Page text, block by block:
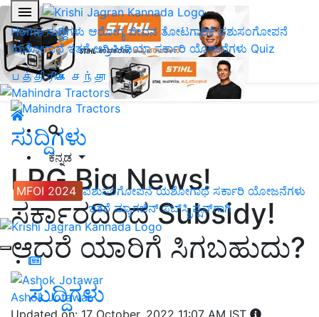
Home ಸುದ್ದಿಗಳು ಆರೋಗ್ಯ ಜೀವನ ತೋಟಗಾರಿಕೆಪಶುಸಂಗೋಪನೆ
ಯಶೋಗಾಥೆ ಇತರೆ ಅಗ್ರಿಪೀಡಿಯಾ ಸರ್ಕಾರಿ ಯೋಜನೆಗಳು Quiz
பத்திரிகை சந்தா
ಕನ್ನಡ
MFOI 2024 ಪಶುಸಂಗೋಪನೆ ಯಶೋಗಾಥೆ ಸರ್ಕಾರಿ ಯೋಜನೆಗಳು
ಇತರೆ ಮ್ಯಾಗಜಿನ್‌ ಸಬ್‌ಸ್ಕ್ರಿಪ್ಷನ್‌ಗಾಗಿ
ಸುದ್ದಿಗಳು
ಸುದ್ದಿಗಳು
LPG Big News!
ಸರ್ಕಾರದಿಂದ Subsidy!
ಆದರೆ ಯಾರಿಗೆ ಸಿಗಬಹುದು?
Ashok Jotawar